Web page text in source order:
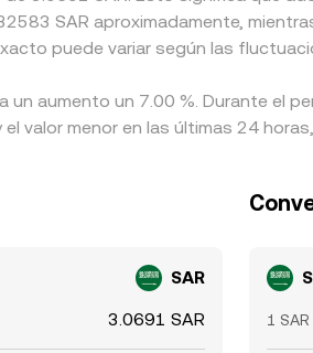
puede variar según las
aumento un 7.00 %. Durante el
valor menor en las últimas 24
SAR
3.0691 SAR 1 SAR